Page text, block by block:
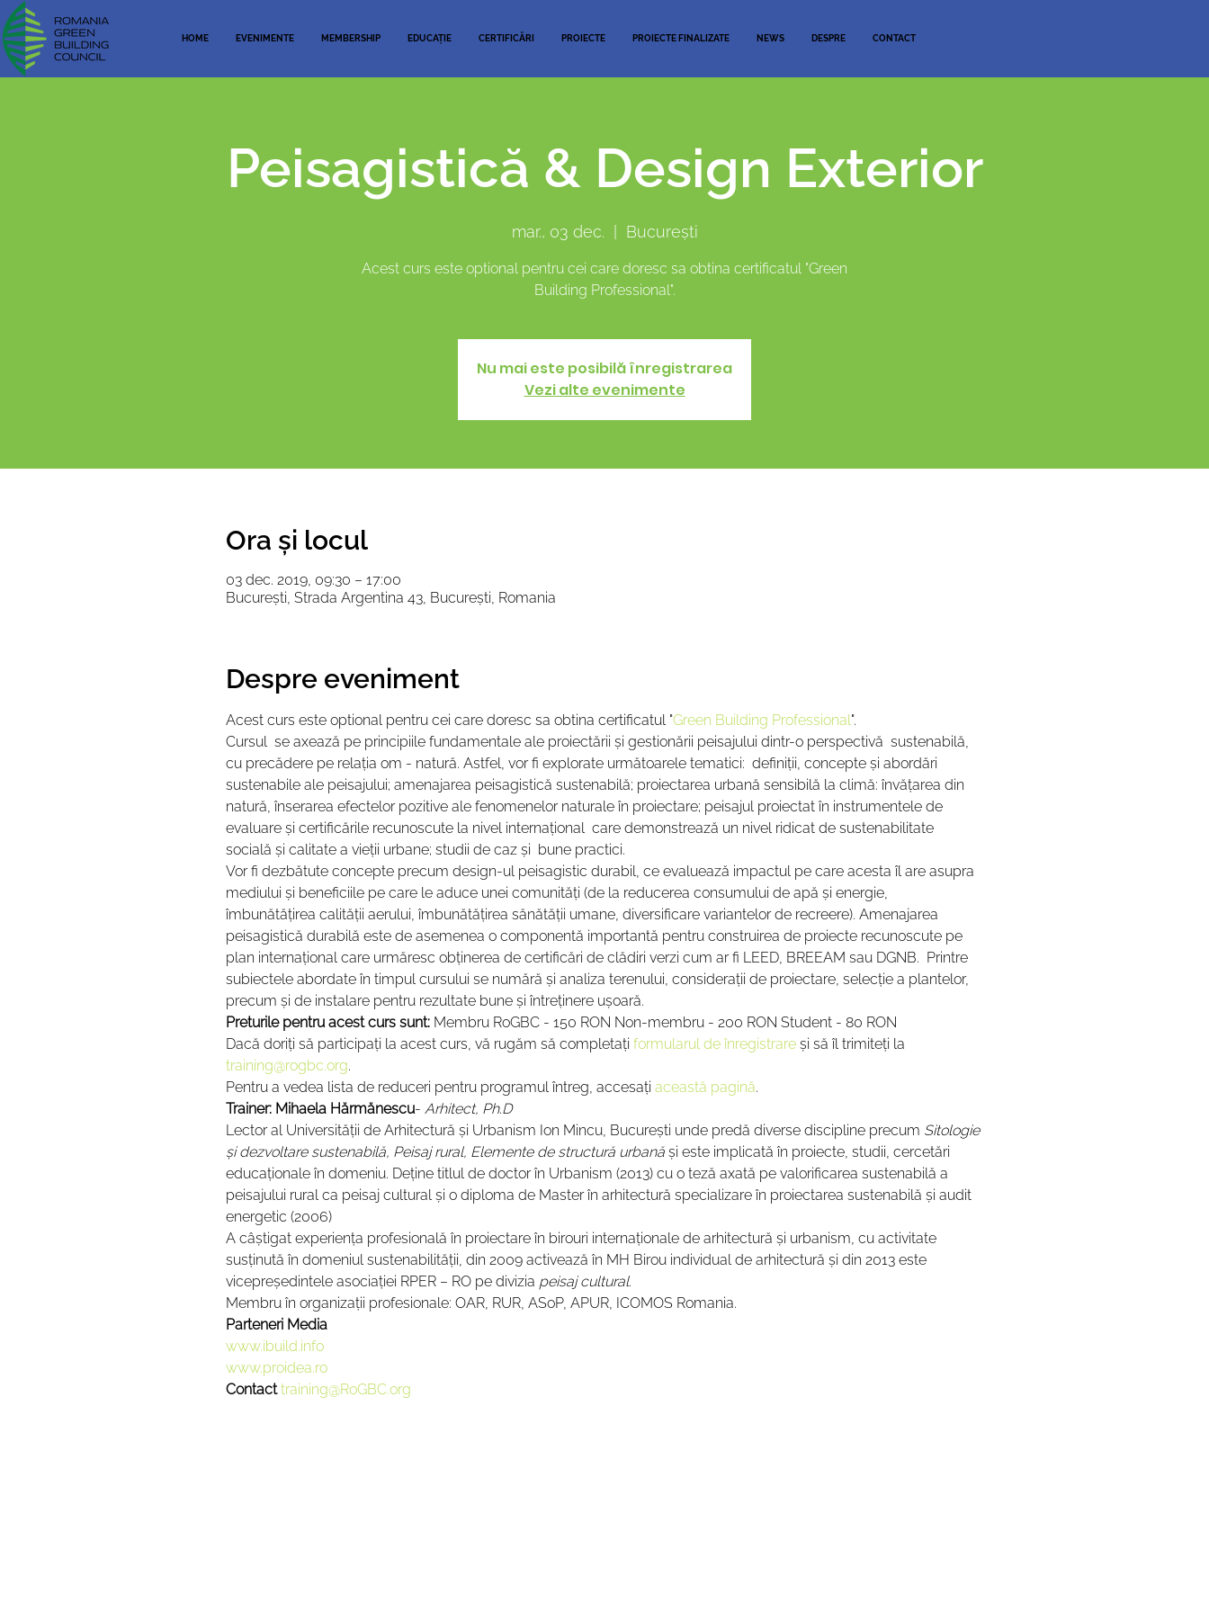
HOME EVENIMENTE MEMBERSHIP EDUCAȚIE CERTIFICĂRI PROIECTE PROIECTE FINALIZATE NEWS DESPRE CONTACT
Peisagistică & Design Exterior
mar., 03 dec. București
Acest curs este optional pentru cei care doresc sa obtina certificatul "Green
Building Professional".
Nu mai este posibilă înregistrarea
Vezi alte evenimente
Ora și locul
03 dec. 2019, 09:30 – 17:00
București, Strada Argentina 43, București, Romania
Despre eveniment
Acest curs este optional pentru cei care doresc sa obtina certificatul "Green Building Professional".
Cursul  se axează pe principiile fundamentale ale proiectării și gestionării peisajului dintr-o perspectivă  sustenabilă,
cu precădere pe relația om - natură. Astfel, vor fi explorate următoarele tematici:  definiții, concepte și abordări
sustenabile ale peisajului; amenajarea peisagistică sustenabilă; proiectarea urbană sensibilă la climă: învățarea din
natură, înserarea efectelor pozitive ale fenomenelor naturale în proiectare; peisajul proiectat în instrumentele de
evaluare și certificările recunoscute la nivel internațional  care demonstrează un nivel ridicat de sustenabilitate
socială și calitate a vieții urbane; studii de caz și  bune practici.
Vor fi dezbătute concepte precum design-ul peisagistic durabil, ce evaluează impactul pe care acesta îl are asupra
mediului și beneficiile pe care le aduce unei comunități (de la reducerea consumului de apă și energie,
îmbunătățirea calității aerului, îmbunătățirea sănătății umane, diversificare variantelor de recreere). Amenajarea
peisagistică durabilă este de asemenea o componentă importantă pentru construirea de proiecte recunoscute pe
plan internațional care urmăresc obținerea de certificări de clădiri verzi cum ar fi LEED, BREEAM sau DGNB.  Printre
subiectele abordate în timpul cursului se numără și analiza terenului, considerații de proiectare, selecție a plantelor,
precum și de instalare pentru rezultate bune și întreținere ușoară.
Preturile pentru acest curs sunt: Membru RoGBC - 150 RON Non-membru - 200 RON Student - 80 RON
Dacă doriți să participați la acest curs, vă rugăm să completați formularul de înregistrare și să îl trimiteți la
training@rogbc.org.
Pentru a vedea lista de reduceri pentru programul întreg, accesați această pagină.
Trainer: Mihaela Hărmănescu- Arhitect, Ph.D
Lector al Universității de Arhitectură şi Urbanism Ion Mincu, Bucureşti unde predă diverse discipline precum Sitologie
și dezvoltare sustenabilă, Peisaj rural, Elemente de structură urbană și este implicată în proiecte, studii, cercetări
educaţionale în domeniu. Deține titlul de doctor în Urbanism (2013) cu o teză axată pe valorificarea sustenabilă a
peisajului rural ca peisaj cultural și o diploma de Master în arhitectură specializare în proiectarea sustenabilă şi audit
energetic (2006)
A câştigat experienţa profesională în proiectare în birouri internaţionale de arhitectură şi urbanism, cu activitate
susținută în domeniul sustenabilităţii, din 2009 activează în MH Birou individual de arhitectură și din 2013 este
vicepreşedintele asociaţiei RPER – RO pe divizia peisaj cultural.
Membru în organizaţii profesionale: OAR, RUR, ASoP, APUR, ICOMOS Romania.
Parteneri Media
www.ibuild.info
www.proidea.ro
Contact training@RoGBC.org